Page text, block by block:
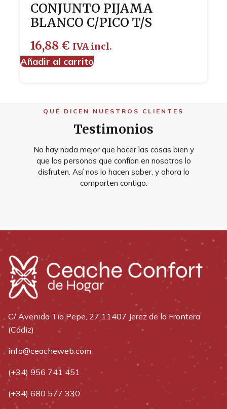
CONJUNTO PIJAMA
BLANCO C/PICO T/S
16,88 € IVA incl.
Añadir al carrito
QUÉ DICEN NUESTROS CLIENTES
Testimonios
No hay nada mejor que hacer las cosas bien y
que las personas que confían en nosotros lo
disfruten. Así nos lo hacen saber, y ahora lo
comparten contigo.
C/ Avenida Tio Pepe, 27 11407 Jerez de la Frontera
(Cádiz)
info@ceacheweb.com
(+34) 956 741 451
(+34) 680 577 330